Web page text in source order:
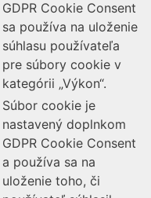
GDPR Cookie Consent
sa používa na uloženie
súhlasu používateľa
pre súbory cookie v
kategórii „Výkon“.
Súbor cookie je
nastavený doplnkom
GDPR Cookie Consent
a používa sa na
uloženie toho, či